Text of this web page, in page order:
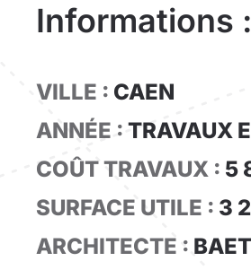
Informations :
VILLE : CAEN
ANNÉE : TRAVAUX
COÛT TRAVAUX : 5
SURFACE UTILE : 3
ARCHITECTE :